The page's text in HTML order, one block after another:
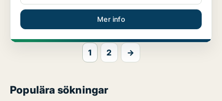
Mer info
1 2 →
Populära sökningar